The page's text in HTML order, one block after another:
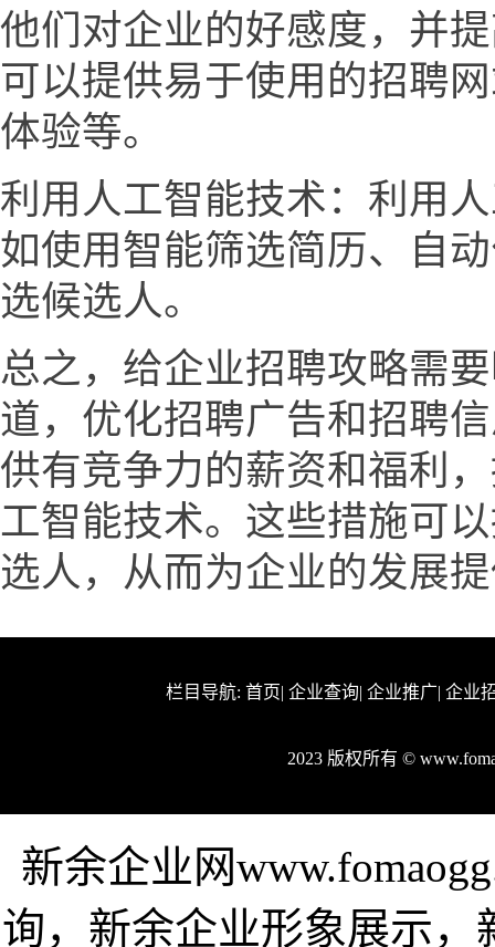
他们对企业的好感度，并
可以提供易于使用的招聘
体验等。
利用人工智能技术：利用
如使用智能筛选简历、自
选候选人。
总之，给企业招聘攻略需
道，优化招聘广告和招聘
供有竞争力的薪资和福利
工智能技术。这些措施可
选人，从而为企业的发展
栏目导航: 首页| 企业查询| 企业推广| 企业
2023 版权所有 ©
新余企业网
询，新余企业形象展示